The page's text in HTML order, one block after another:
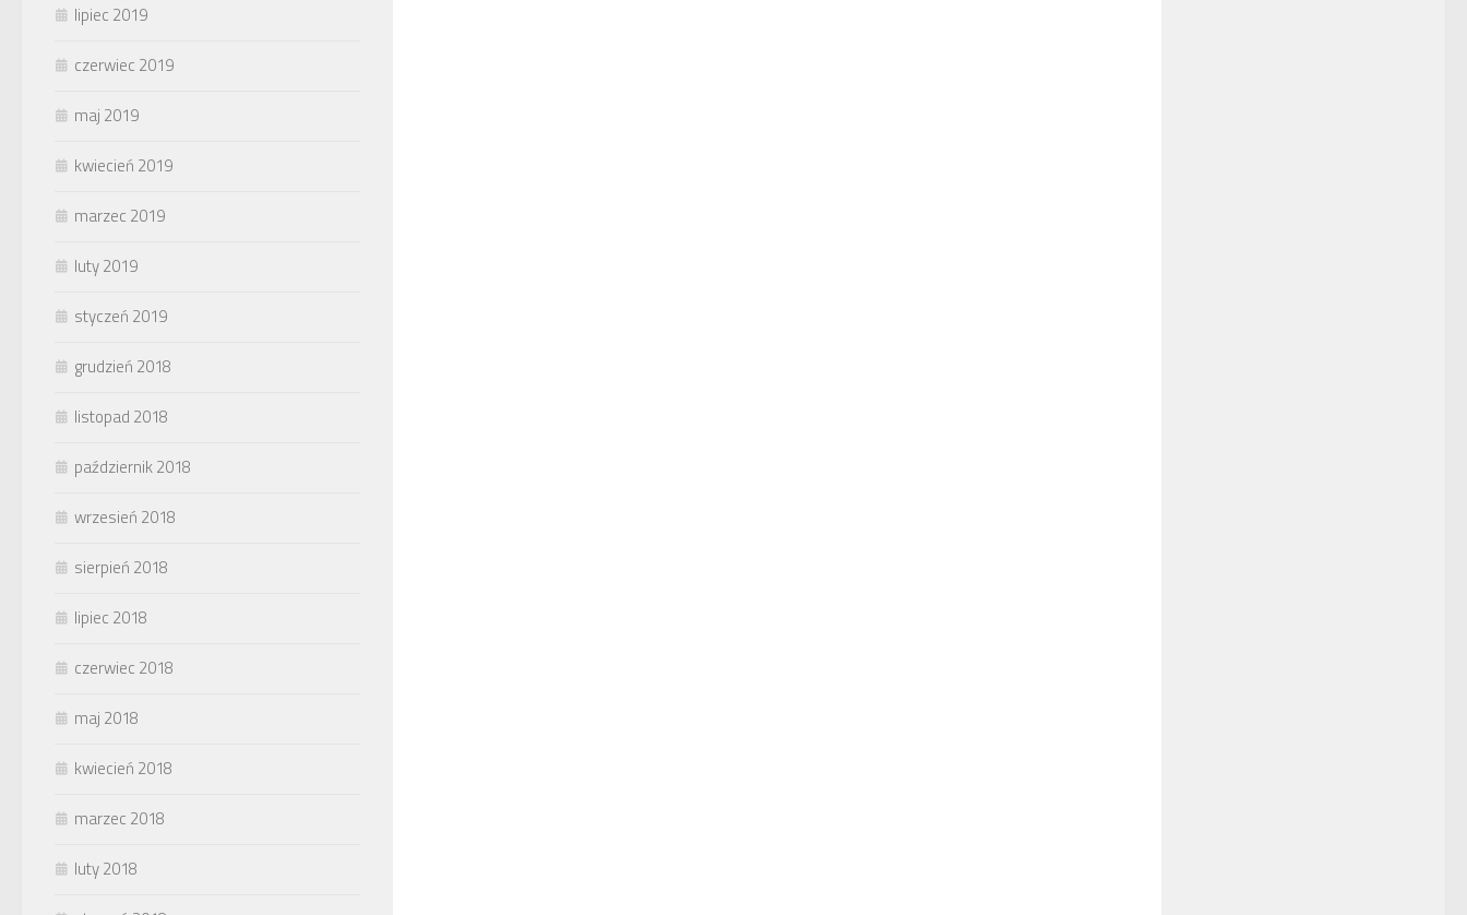
lipiec 2019
czerwiec 2019
maj 2019
kwiecień 2019
marzec 2019
luty 2019
styczeń 2019
grudzień 2018
listopad 2018
październik 2018
wrzesień 2018
sierpień 2018
lipiec 2018
czerwiec 2018
maj 2018
kwiecień 2018
marzec 2018
luty 2018